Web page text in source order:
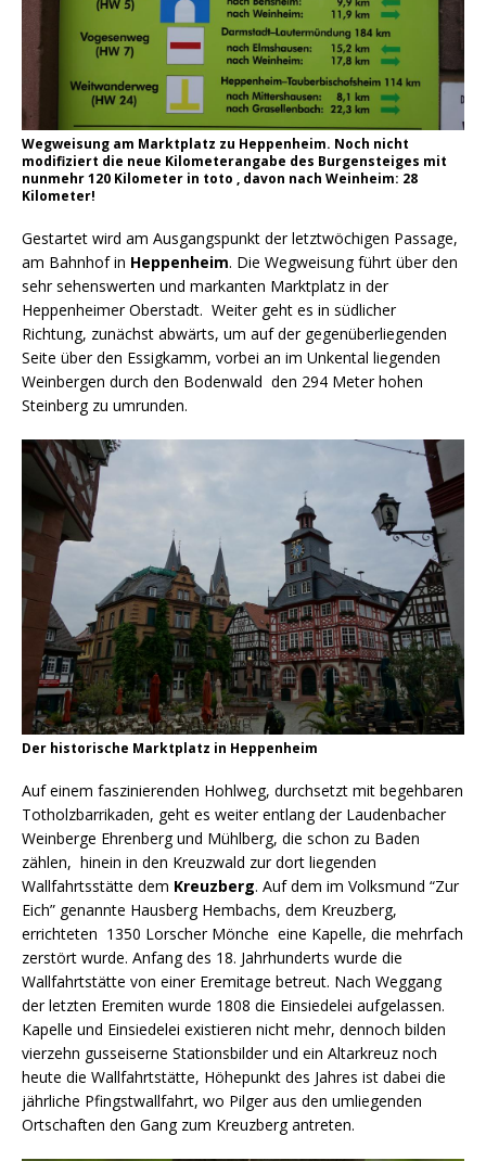
Wegweisung am Marktplatz zu Heppenheim. Noch nicht
modifiziert die neue Kilometerangabe des Burgensteiges mit
nunmehr 120 Kilometer in toto , davon nach Weinheim: 28
Kilometer!
Gestartet wird am Ausgangspunkt der letztwöchigen Passage,
am Bahnhof in Heppenheim. Die Wegweisung führt über den
sehr sehenswerten und markanten Marktplatz in der
Heppenheimer Oberstadt. Weiter geht es in südlicher
Richtung, zunächst abwärts, um auf der gegenüberliegenden
Seite über den Essigkamm, vorbei an im Unkental liegenden
Weinbergen durch den Bodenwald den 294 Meter hohen
Steinberg zu umrunden.
Der historische Marktplatz in Heppenheim
Auf einem faszinierenden Hohlweg, durchsetzt mit begehbaren
Totholzbarrikaden, geht es weiter entlang der Laudenbacher
Weinberge Ehrenberg und Mühlberg, die schon zu Baden
zählen, hinein in den Kreuzwald zur dort liegenden
Wallfahrtsstätte dem Kreuzberg. Auf dem im Volksmund “Zur
Eich” genannte Hausberg Hembachs, dem Kreuzberg,
errichteten 1350 Lorscher Mönche eine Kapelle, die mehrfach
zerstört wurde. Anfang des 18. Jahrhunderts wurde die
Wallfahrtstätte von einer Eremitage betreut. Nach Weggang
der letzten Eremiten wurde 1808 die Einsiedelei aufgelassen.
Kapelle und Einsiedelei existieren nicht mehr, dennoch bilden
vierzehn gusseiserne Stationsbilder und ein Altarkreuz noch
heute die Wallfahrtstätte, Höhepunkt des Jahres ist dabei die
jährliche Pfingstwallfahrt, wo Pilger aus den umliegenden
Ortschaften den Gang zum Kreuzberg antreten.